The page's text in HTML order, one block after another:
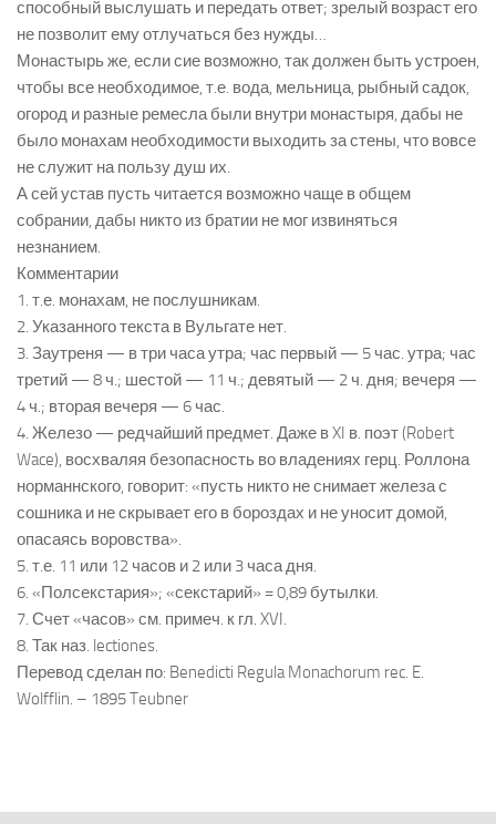
способный выслушать и передать ответ; зрелый возраст его
не позволит ему отлучаться без нужды…
Монастырь же, если сие возможно, так должен быть устроен,
чтобы все необходимое, т.е. вода, мельница, рыбный садок,
огород и разные ремесла были внутри монастыря, дабы не
было монахам необходимости выходить за стены, что вовсе
не служит на пользу душ их.
А сей устав пусть читается возможно чаще в общем
собрании, дабы никто из братии не мог извиняться
незнанием.
Комментарии
1. т.е. монахам, не послушникам.
2. Указанного текста в Вульгате нет.
3. Заутреня — в три часа утра; час первый — 5 час. утра; час
третий — 8 ч.; шестой — 11 ч.; девятый — 2 ч. дня; вечеря —
4 ч.; вторая вечеря — 6 час.
4. Железо — редчайший предмет. Даже в XI в. поэт (Robert
Wace), восхваляя безопасность во владениях герц. Роллона
норманнского, говорит: «пусть никто не снимает железа с
сошника и не скрывает его в бороздах и не уносит домой,
опасаясь воровства».
5. т.е. 11 или 12 часов и 2 или 3 часа дня.
6. «Полсекстария»; «секстарий» = 0,89 бутылки.
7. Счет «часов» см. примеч. к гл. XVI.
8. Так наз. lectiones.
Перевод сделан по: Benedicti Regula Monachorum rec. E.
Wolfflin. – 1895 Teubner